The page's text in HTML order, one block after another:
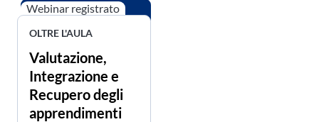
Webinar registrato
OLTRE L'AULA
Valutazione,
Integrazione e
Recupero degli
apprendimenti